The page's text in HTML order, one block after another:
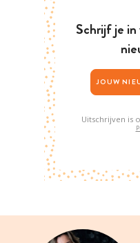
Schrijf je
Uitschrijven is